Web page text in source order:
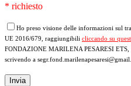
* richiesto
Ho preso visione delle informazioni sul
UE 2016/679, raggiungibili cliccando su
FONDAZIONE MARILENA PESARESI
scrivendo a